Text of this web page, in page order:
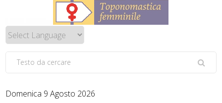
Domenica 9 Agosto 2026